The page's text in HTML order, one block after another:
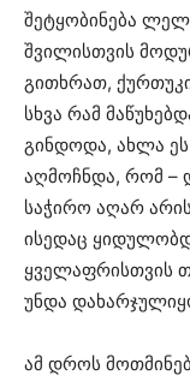
შეტყობინება
შვილისთვის
გითხრათ,
სხვა რამ
გინდოდა, ახლა ეს
აღმოჩნდა, რომ –
საჭირო აღარ
ისედაც
ყველაფრისთვის
უნდა
ამ დროს